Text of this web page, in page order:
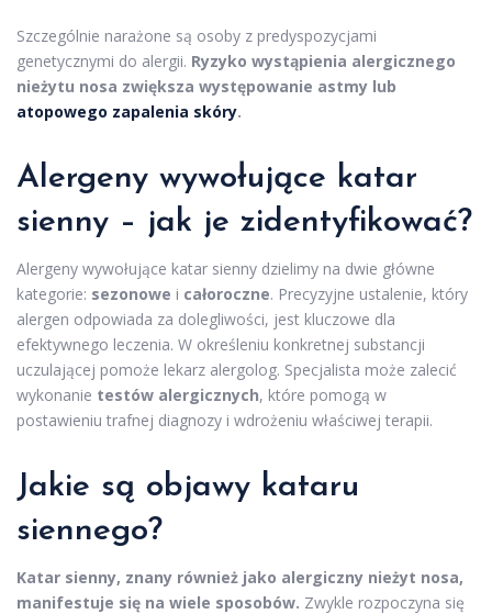
Szczególnie narażone są osoby z predyspozycjami
genetycznymi do alergii. Ryzyko wystąpienia alergicznego
nieżytu nosa zwiększa występowanie astmy lub
atopowego zapalenia skóry.
Alergeny wywołujące katar
sienny – jak je zidentyfikować?
Alergeny wywołujące katar sienny dzielimy na dwie główne
kategorie: sezonowe i całoroczne. Precyzyjne ustalenie, który
alergen odpowiada za dolegliwości, jest kluczowe dla
efektywnego leczenia. W określeniu konkretnej substancji
uczulającej pomoże lekarz alergolog. Specjalista może zalecić
wykonanie testów alergicznych, które pomogą w
postawieniu trafnej diagnozy i wdrożeniu właściwej terapii.
Jakie są objawy kataru
siennego?
Katar sienny, znany również jako alergiczny nieżyt nosa,
manifestuje się na wiele sposobów. Zwykle rozpoczyna się